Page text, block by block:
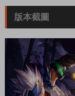
版本截圖